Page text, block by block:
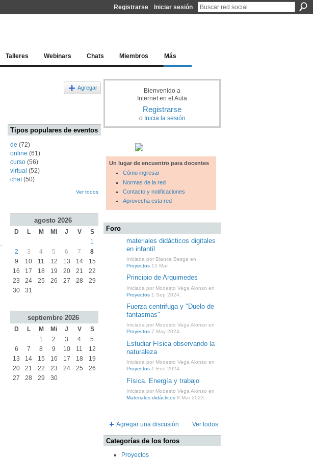
Registrarse Iniciar sesión
Talleres Webinars Chats Miembros Más
Agregar
Tipos populares de eventos
de (72)
online (61)
curso (56)
virtual (52)
chat(50)
Ver todos
agosto 2026
D L M Mi J V
S
1
2
3 4 5 6 7
8
9
10 11 12 13 14
15
16
17 18 19 20 21
22
23
24 25 26 27 28
29
30
31
septiembre 2026
D L M Mi J V
S
1
2 3 4
5
6
7 8 9 10 11
12
13
14 15 16 17 18
19
20
21 22 23 24 25
26
27
28 29 30
Bienvenido a
Internet en el Aula
Registrarse
o Inicia la sesión
Un lugar de encuentro para docentes
Cómo ingresar
Normas de la red
Contacto y notificaciones
Aprovecha esta red
Foro
materiales didácticos digitales
en infantil
Iniciada por Blanca Besga en
Proyectos 15 Mar.
Principio de Arquimedes
Iniciada por Modesto Vega Alonso en
Proyectos 1 Sep 2024.
Fuerza centrifuga y "Duelo de
fantasmas"
Iniciada por Modesto Vega Alonso en
Proyectos 7 May 2024.
Estudiar Física observando la
naturaleza
Iniciada por Modesto Vega Alonso en
Proyectos 1 Ene 2024.
Física. Energía y trabajo
Iniciada por Modesto Vega Alonso en
Materiales didácticos 8 Mar 2023.
Agregar una discusión Ver todos
Categorías de los foros
Proyectos